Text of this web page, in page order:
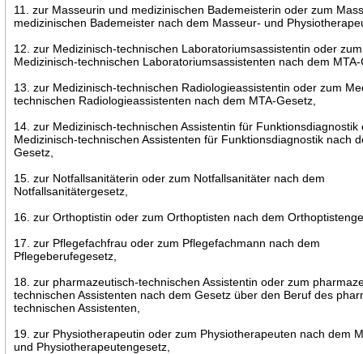
11. zur Masseurin und medizinischen Bademeisterin oder zum
medizinischen Bademeister nach dem Masseur- und
12. zur Medizinisch-technischen Laboratoriumsassistentin oder zum
Medizinisch-technischen Laboratoriumsassistenten nach dem
13. zur Medizinisch-technischen Radiologieassistentin oder zum
technischen Radiologieassistenten nach dem MTA-Gesetz,
14. zur Medizinisch-technischen Assistentin für Funktionsdiagnostik
Medizinisch-technischen Assistenten für Funktionsdiagnostik nach
Gesetz,
15. zur Notfallsanitäterin oder zum Notfallsanitäter nach dem
Notfallsanitätergesetz,
16. zur Orthoptistin oder zum Orthoptisten nach dem
17. zur Pflegefachfrau oder zum Pflegefachmann nach dem
Pflegeberufegesetz,
18. zur pharmazeutisch-technischen Assistentin oder zum
technischen Assistenten nach dem Gesetz über den Beruf des
technischen Assistenten,
19. zur Physiotherapeutin oder zum Physiotherapeuten nach dem
und Physiotherapeutengesetz,